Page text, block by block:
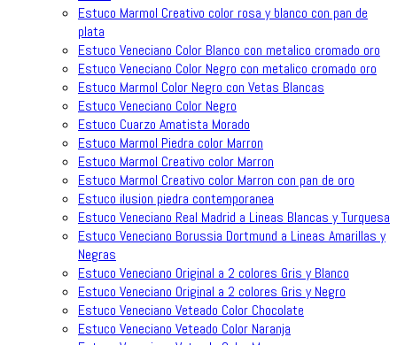
Estuco Marmol Creativo color rosa y blanco con pan de
plata
Estuco Veneciano Color Blanco con metalico cromado oro
Estuco Veneciano Color Negro con metalico cromado oro
Estuco Marmol Color Negro con Vetas Blancas
Estuco Veneciano Color Negro
Estuco Cuarzo Amatista Morado
Estuco Marmol Piedra color Marron
Estuco Marmol Creativo color Marron
Estuco Marmol Creativo color Marron con pan de oro
Estuco ilusion piedra contemporanea
Estuco Veneciano Real Madrid a Lineas Blancas y Turquesa
Estuco Veneciano Borussia Dortmund a Lineas Amarillas y
Negras
Estuco Veneciano Original a 2 colores Gris y Blanco
Estuco Veneciano Original a 2 colores Gris y Negro
Estuco Veneciano Veteado Color Chocolate
Estuco Veneciano Veteado Color Naranja